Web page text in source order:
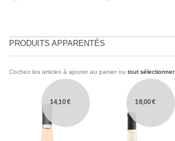
PRODUITS APPARENTÉS
Cochez les articles à ajouter au panier ou tout sélectionner
14,10 € 18,00 €